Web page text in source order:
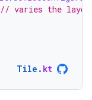
// varies the
Tile . kt